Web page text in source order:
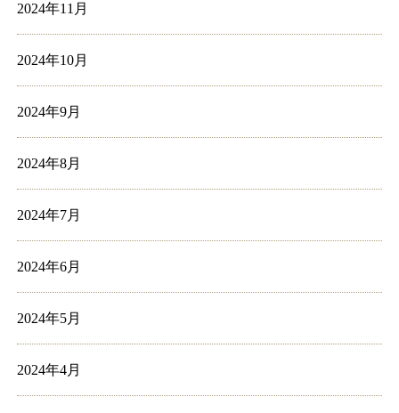
2024年11月
2024年10月
2024年9月
2024年8月
2024年7月
2024年6月
2024年5月
2024年4月